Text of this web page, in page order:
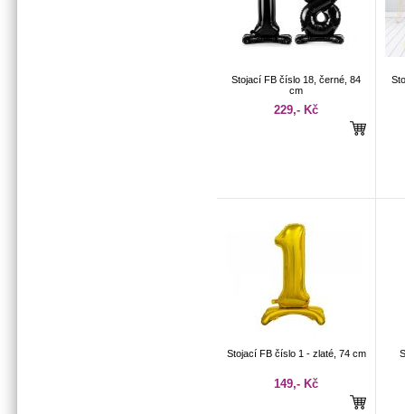
Stojací FB číslo 18, černé, 84
cm
229,- Kč
Stojací FB číslo 1 - zlaté, 74 cm
149,- Kč